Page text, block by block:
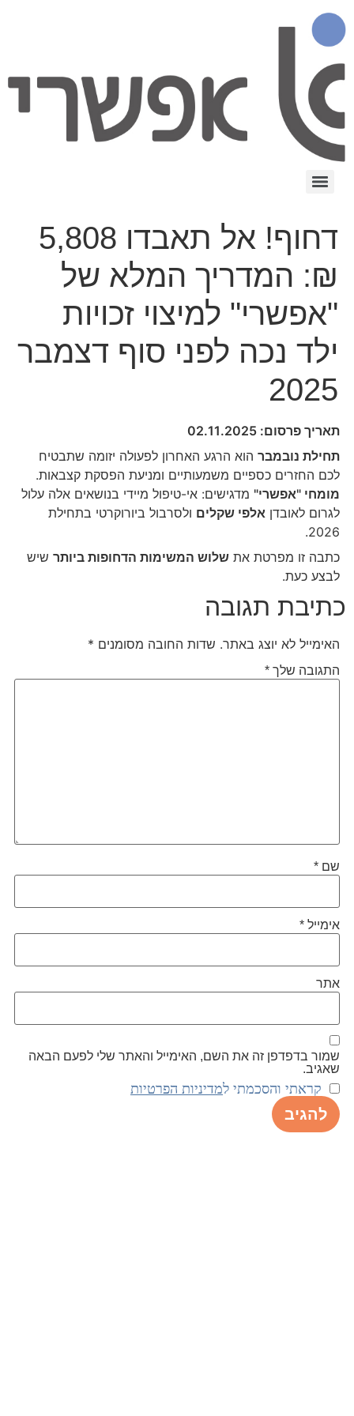
דחוף! אל תאבדו 5,808
₪: המדריך המלא של
"אפשרי" למיצוי זכויות
ילד נכה לפני סוף דצמבר
2025
תאריך פרסום: 02.11.2025
תחילת נובמבר הוא הרגע האחרון לפעולה יזומה שתבטיח
לכם החזרים כספיים משמעותיים ומניעת הפסקת קצבאות.
מומחי "אפשרי" מדגישים: אי-טיפול מיידי בנושאים אלה עלול
לגרום לאובדן אלפי שקלים ולסרבול ביורוקרטי בתחילת
2026.
כתבה זו מפרטת את שלוש המשימות הדחופות ביותר שיש
לבצע כעת.
כתיבת תגובה
האימייל לא יוצג באתר. שדות החובה מסומנים *
התגובה שלך *
שם *
אימייל *
אתר
שמור בדפדפן זה את השם, האימייל והאתר שלי לפעם הבאה
שאגיב.
קראתי והסכמתי למדיניות הפרטיות